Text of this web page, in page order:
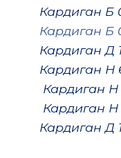
Кардиган Б
Кардиган Б
Кардиган Д
Кардиган Н
Кардиган Н
Кардиган Н
Кардиган Д